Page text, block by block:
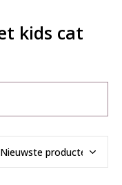
kids cat